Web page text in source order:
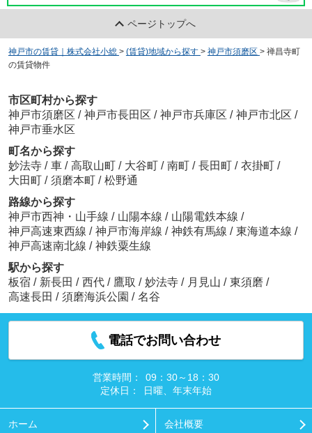
ページトップへ
神戸市の賃貸｜株式会社小総 > (賃貸)地域から探す > 神戸市須磨区 > 禅昌寺町
の賃貸物件
市区町村から探す
神戸市須磨区 / 神戸市長田区 / 神戸市兵庫区 / 神戸市北区 /
神戸市垂水区
町名から探す
妙法寺 / 車 / 高取山町 / 大谷町 / 南町 / 長田町 / 衣掛町 /
大田町 / 須磨本町 / 松野通
路線から探す
神戸市西神・山手線 / 山陽本線 / 山陽電鉄本線 /
神戸高速東西線 / 神戸市海岸線 / 神鉄有馬線 / 東海道本線 /
神戸高速南北線 / 神鉄粟生線
駅から探す
板宿 / 新長田 / 西代 / 鷹取 / 妙法寺 / 月見山 / 東須磨 /
高速長田 / 須磨海浜公園 / 名谷
電話でお問い合わせ
営業時間：
09：30～18：30
定休日：
日曜、年末年始
ホーム 会社概要